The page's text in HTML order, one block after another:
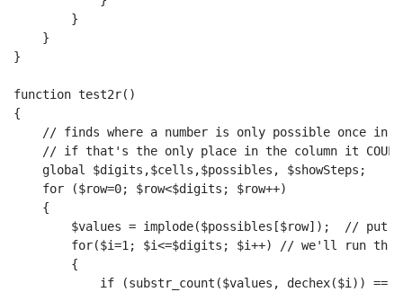
}
}
}
function test2r()
{
// finds where a number is only possible once in a
// if that's the only place in the column it COULD
global $digits,$cells,$possibles, $showSteps;
for ($row=0; $row<$digits; $row++)
{
$values = implode($possibles[$row]);  // put
for($i=1; $i<=$digits; $i++) // we'll run
{
if (substr_count($values, dechex($i)) == 1)